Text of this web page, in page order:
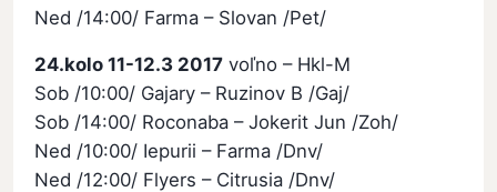
Ned /14:00/ Farma – Slovan /Pet/
24.kolo 11-12.3 2017 voľno – Hkl-M
Sob /10:00/ Gajary – Ruzinov B /Gaj/
Sob /14:00/ Roconaba – Jokerit Jun /Zoh/
Ned /10:00/ Iepurii – Farma /Dnv/
Ned /12:00/ Flyers – Citrusia /Dnv/